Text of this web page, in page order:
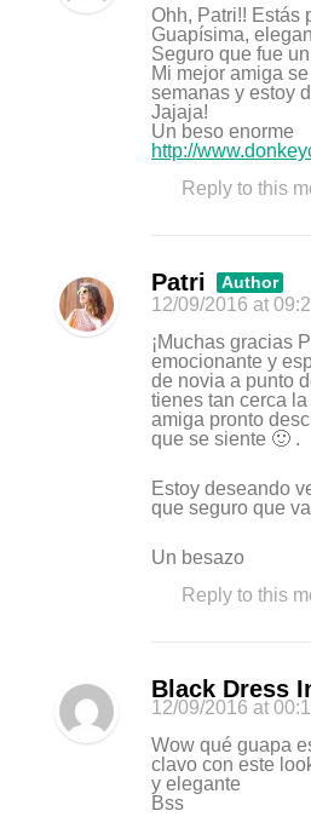
Ohh, Patri!! Estás
Guapísima,
Seguro que fue
Mi mejor amiga
semanas y estoy
Jajaja!
Un beso enorme
http://
Reply to this
Patri Author
12/09/2016 at
¡Muchas gracias
emocionante y
de novia a punto
tienes tan cerca
amiga pronto
que se siente 🙂 .
Estoy deseando
que seguro que
Un besazo
Reply to this
Black Dress
12/09/2016 at
Wow qué guapa
clavo con este
y elegante
Bss